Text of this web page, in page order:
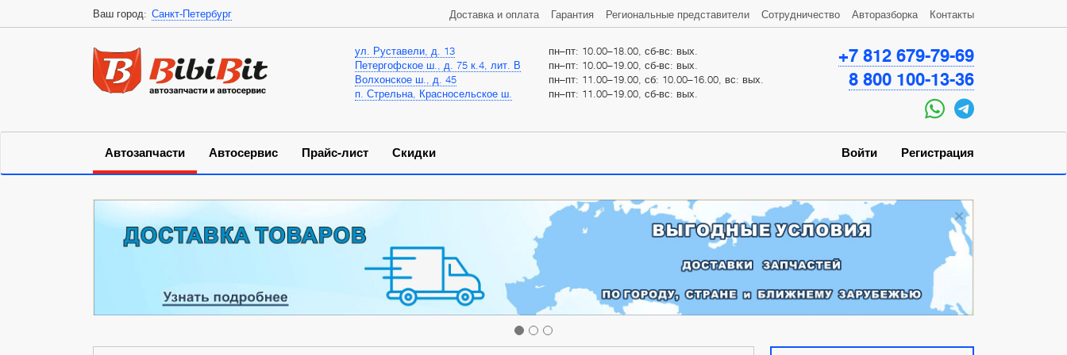
Ваш город: Санкт-Петербург
ул. Руставели, д. 13
пн–пт: 10.00–18.00, сб-вс: вых.
Петергофское ш., д. 75 к.4, лит. В
пн–пт: 10.00–19.00, сб-вс: вых.
Волхонское ш., д. 45
пн–пт: 11.00–19.00, сб: 10.00–16.00, вс: вых.
п. Стрельна, Красносельское ш.
пн–пт: 11.00–19.00, сб-вс: вых.
+7 812 679-79-69
8 800 100-13-36
Автозапчасти Автосервис Прайс-лист Скидки
Доставка и оплата Гарантия Региональные представители Сотрудничество Авторазборка Контакты
Войти Регистрация
×